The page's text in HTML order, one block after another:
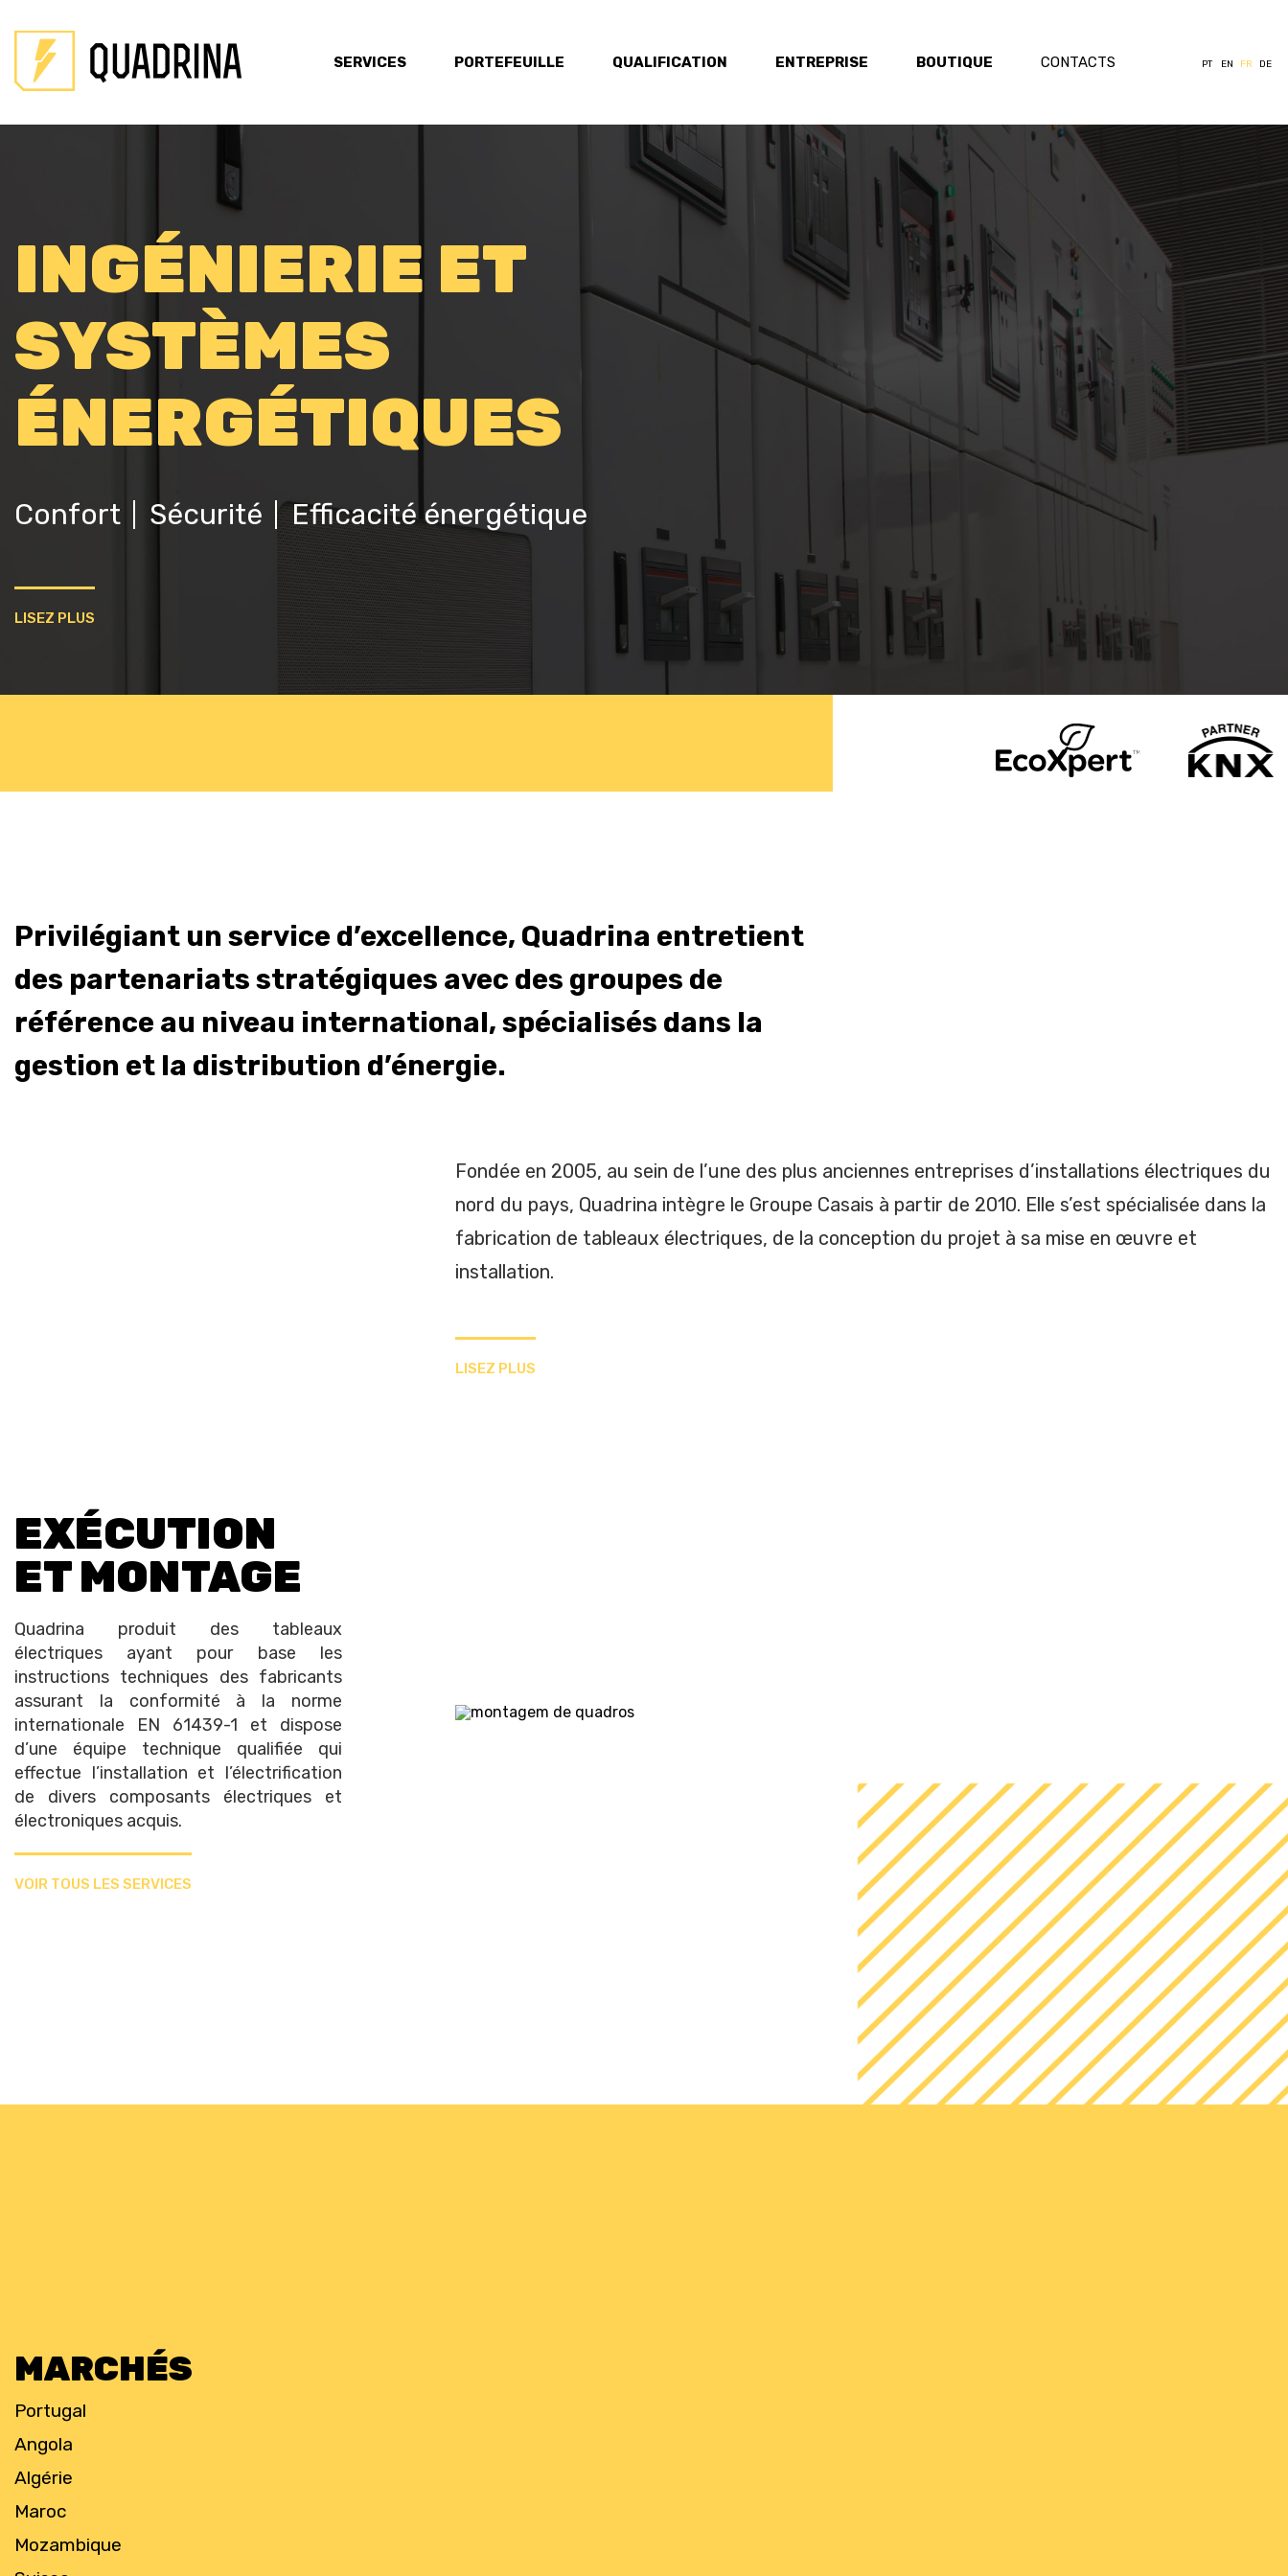
SERVICES PORTEFEUILLE QUALIFICATION ENTREPRISE BOUTIQUE CONTACTS PT EN FR DE
INGÉNIERIE ET
SYSTÈMES
ÉNERGÉTIQUES
Confort Sécurité Efficacité énergétique
LISEZ PLUS
Privilégiant un service d’excellence, Quadrina entretient
des partenariats stratégiques avec des groupes de
référence au niveau international, spécialisés dans la
gestion et la distribution d’énergie.
Fondée en 2005, au sein de l’une des plus anciennes entreprises d’installations électriques du
nord du pays, Quadrina intègre le Groupe Casais à partir de 2010. Elle s’est spécialisée dans la
fabrication de tableaux électriques, de la conception du projet à sa mise en œuvre et
installation.
LISEZ PLUS
EXÉCUTION
ET MONTAGE
Quadrina produit des tableaux
électriques ayant pour base les
instructions techniques des fabricants
assurant la conformité à la norme
internationale EN 61439-1 et dispose
d’une équipe technique qualifiée qui
effectue l’installation et l’électrification
de divers composants électriques et
électroniques acquis.
VOIR TOUS LES SERVICES
MARCHÉS
Portugal
Angola
Algérie
Maroc
Mozambique